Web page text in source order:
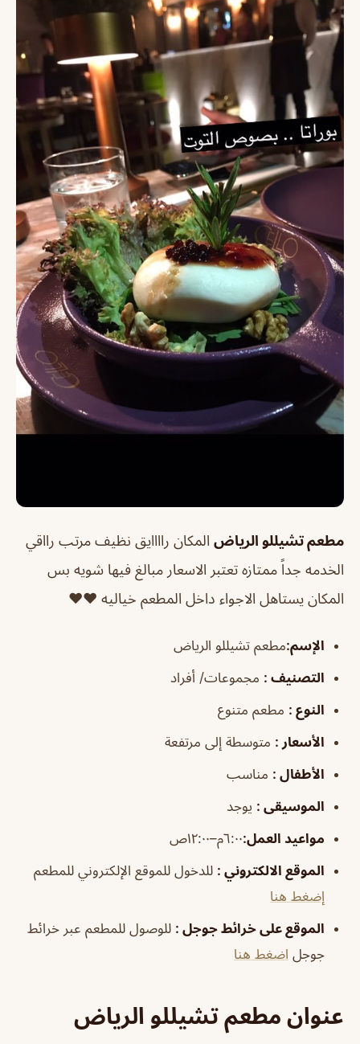
مطعم تشيللو الرياض المكان راااايق نظيف مرتب رااقي
الخدمه جداً ممتازه تعتبر الاسعار مبالغ فيها شويه بس
المكان يستاهل الاجواء داخل المطعم خياليه ♥️♥️
الإسم:مطعم تشيللو الرياض
التصنيف : مجموعات/ أفراد
النوع : مطعم متنوع
الأسعار : متوسطة إلى مرتفعة
الأطفال : مناسب
الموسيقى : يوجد
مواعيد العمل:٦:٠٠م–١٢:٠٠ص
الموقع الالكتروني : للدخول للموقع الإلكتروني للمطعم
إضغط هنا
الموقع على خرائط جوجل : للوصول للمطعم عبر خرائط
جوجل اضغط هنا
عنوان مطعم تشيللو الرياض